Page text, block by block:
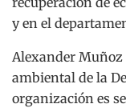
y en el
Alexander Muñoz
ambiental de la
organización es